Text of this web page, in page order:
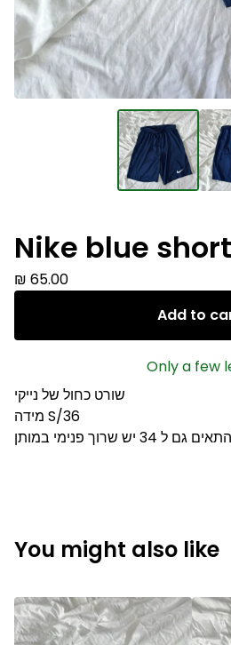
Nike blue
₪ 65.00
Add to
Only a few
שורט כחול של נייקי
מידה S/36
ל 34 יש שרוך פנימי במותן
You might also like